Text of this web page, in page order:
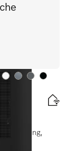
Farbe:Farbe:Farbe:Farbe: